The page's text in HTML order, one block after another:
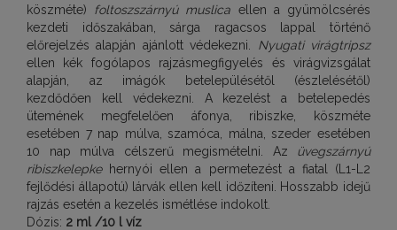
köszméte)
foltoszszárnyú muslica ellen a gyümölcsérés
kezdeti időszakában, sárga ragacsos lappal történő
előrejelzés alapján ajánlott védekezni. Nyugati virágtripsz
ellen kék fogólapos rajzásmegfigyelés és virágvizsgálat
alapján, az imágók betelepülésétől (észlelésétől)
kezdődően kell védekezni. A kezelést a betelepedés
ütemének megfelelően áfonya, ribiszke, köszméte
esetében 7 nap múlva, szamóca, málna, szeder esetében
10 nap múlva célszerű megismételni. Az üvegszárnyú
ribiszkelepkehernyói ellen a permetezést a fiatal (L1-L2
fejlődési állapotú) lárvák ellen kell időzíteni. Hosszabb idejű
rajzás esetén a kezelés ismétlése indokolt.
Dózis: 2 ml /10 l víz